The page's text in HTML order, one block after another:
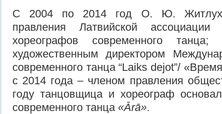
С 2004 по 2014 год О. Ю.
правления Латвийской ассоциации
хореографов современного
художественным директором
современного танца “Laiks dejot”/
с 2014 года – членом правления
году танцовщица и хореограф
современного танца «Ārā».